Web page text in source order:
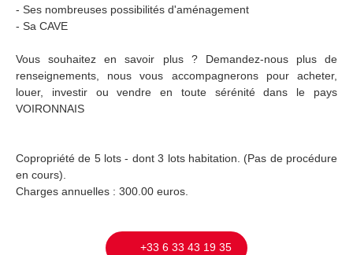
- Ses nombreuses possibilités d'aménagement
- Sa CAVE
Vous souhaitez en savoir plus ? Demandez-nous plus de
renseignements, nous vous accompagnerons pour acheter,
louer, investir ou vendre en toute sérénité dans le pays
VOIRONNAIS
Copropriété de 5 lots - dont 3 lots habitation. (Pas de procédure
en cours).
Charges annuelles : 300.00 euros.
+33 6 33 43 19 35